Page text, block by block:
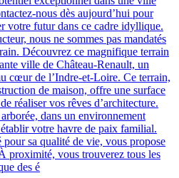
nous dès aujourd’hui pour
votre futur dans ce cadre idyllique.
nous ne sommes pas mandatés
Découvrez ce magnifique terrain
ville de Château-Renault, un
cœur de l’Indre-et-Loire. Ce terrain,
de maison, offre une surface
réaliser vos rêves d’architecture.
dans un environnement
votre havre de paix familial.
sa qualité de vie, vous propose
proximité, vous trouverez tous les
des é